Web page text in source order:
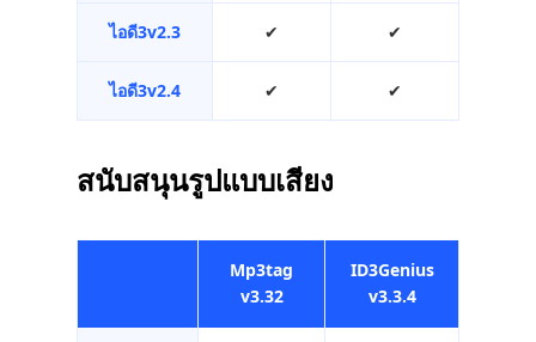
ไอดี3v2.3 ✔︎ ✔︎
ไอดี3v2.4 ✔︎ ✔︎
สนับสนุนรูปแบบเสียง
Mp3tag
v3.32
ID3Genius
v3.3.4